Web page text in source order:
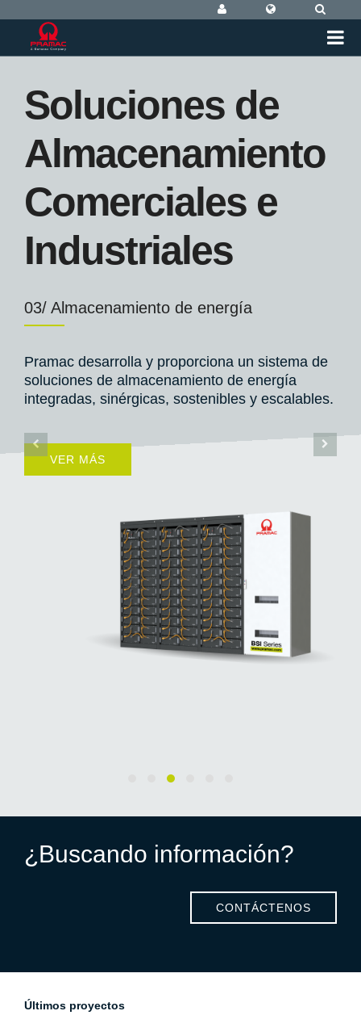
de
e
de energía
y proporciona un sistema de
de energía
sostenibles y escalables.
Lifter
04/ Lifter
VER MÁS
¿Buscando información?
CONTÁCTENOS
Últimos proyectos